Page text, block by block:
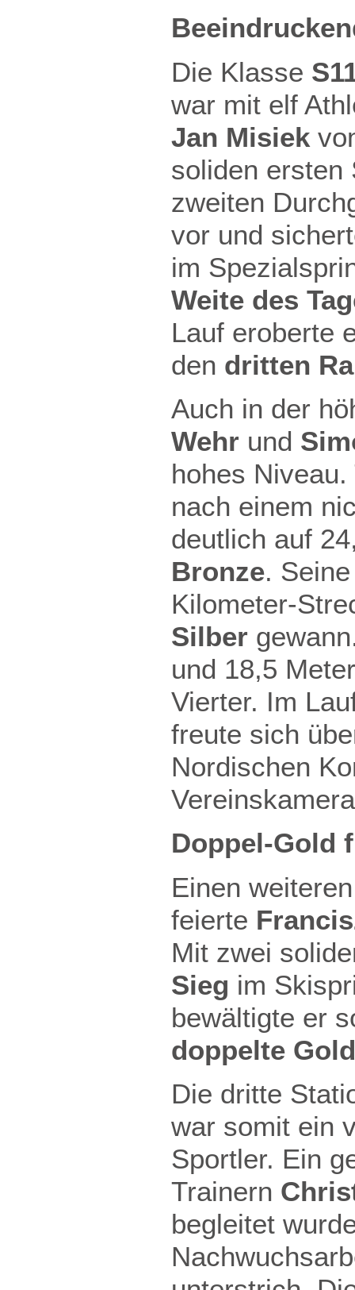
Die Klasse
war mit elf
Jan Misiek
soliden ersten
zweiten
vor und
im
Weite des
Lauf eroberte
den dritten
Auch in der
Wehr und
hohes
nach einem
deutlich auf
Bronze.
Kilometer-
Silber
und 18,5
Vierter. Im
freute sich
Nordischen
Doppel-Gold
Einen
feierte
Mit zwei
Sieg im
bewältigte er
doppelte Gold
Die dritte
war somit ein
Sportler. Ein
Trainern
begleitet